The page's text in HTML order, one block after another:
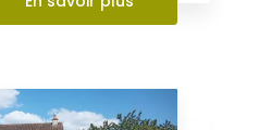
et Bois de